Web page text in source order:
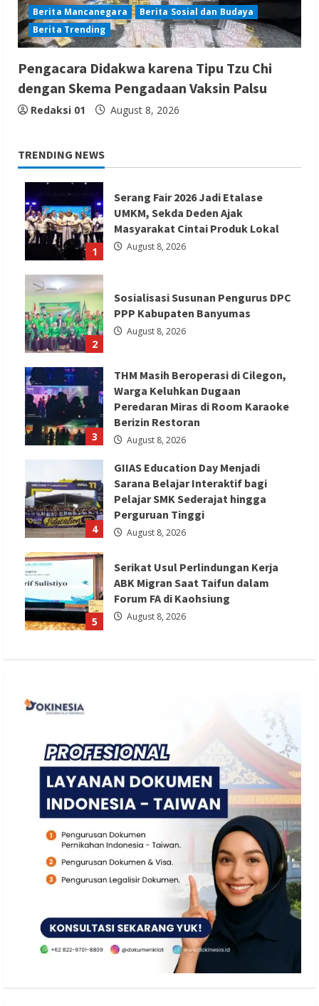
Berita Mancanegara
Berita Sosial dan Budaya
Berita Trending
Pengacara Didakwa karena Tipu Tzu Chi
dengan Skema Pengadaan Vaksin Palsu
Redaksi 01 August 8, 2026
TRENDING NEWS
1
Serang Fair 2026 Jadi Etalase
UMKM, Sekda Deden Ajak
Masyarakat Cintai Produk Lokal
August 8, 2026
2
Sosialisasi Susunan Pengurus DPC
PPP Kabupaten Banyumas
August 8, 2026
3
THM Masih Beroperasi di Cilegon,
Warga Keluhkan Dugaan
Peredaran Miras di Room Karaoke
Berizin Restoran
August 8, 2026
4
GIIAS Education Day Menjadi
Sarana Belajar Interaktif bagi
Pelajar SMK Sederajat hingga
Perguruan Tinggi
August 8, 2026
5
Serikat Usul Perlindungan Kerja
ABK Migran Saat Taifun dalam
Forum FA di Kaohsiung
August 8, 2026